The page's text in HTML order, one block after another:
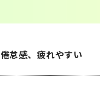
倦怠感、疲れやすい